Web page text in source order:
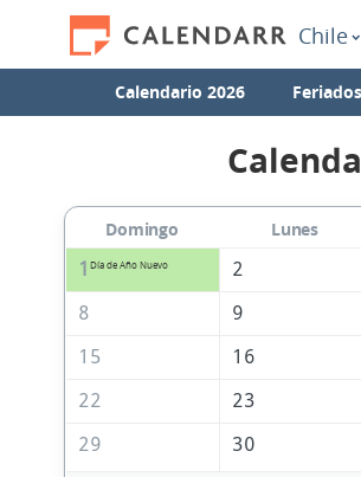
Chile
Calendario 2026
Domingo Lunes
1 Día de Año Nuevo 2
8
9
15
16
22
23
29
30